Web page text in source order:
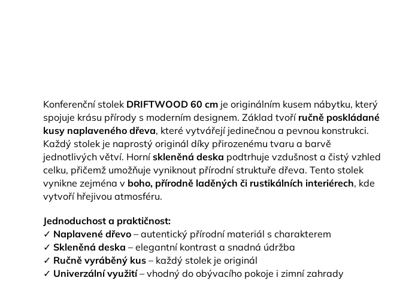
Konferenční stolek DRIFTWOOD 60 cm je originálním kusem nábytku, který
spojuje krásu přírody s moderním designem. Základ tvoří ručně poskládané
kusy naplaveného dřeva, které vytvářejí jedinečnou a pevnou konstrukci.
Každý stolek je naprostý originál díky přirozenému tvaru a barvě
jednotlivých větví. Hornískleněná deska podtrhuje vzdušnost a čistý vzhled
celku, přičemž umožňuje vyniknout přírodní struktuře dřeva. Tento stolek
vynikne zejména v boho, přírodně laděných či rustikálních interiérech, kde
vytvoří hřejivou atmosféru.
Jednoduchost a praktičnost:
✓ Naplavené dřevo – autentický přírodní materiál s charakterem
✓ Skleněná deska – elegantní kontrast a snadná údržba
✓ Ručně vyráběný kus – každý stolek je originál
✓ Univerzální využití– vhodný do obývacího pokoje i zimní zahrady